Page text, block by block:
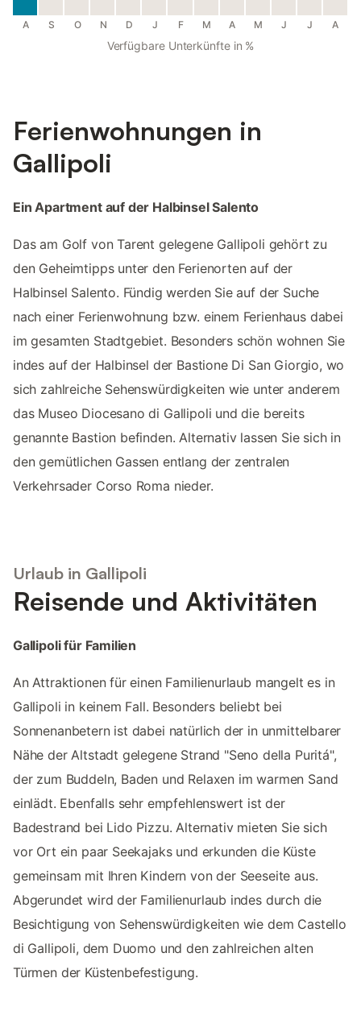
A S O N D J F M A M J J A
Verfügbare Unterkünfte in %
Ferienwohnungen in
Gallipoli
Ein Apartment auf der Halbinsel Salento
Das am Golf von Tarent gelegene Gallipoli gehört zu
den Geheimtipps unter den Ferienorten auf der
Halbinsel Salento. Fündig werden Sie auf der Suche
nach einer Ferienwohnung bzw. einem Ferienhaus dabei
im gesamten Stadtgebiet. Besonders schön wohnen Sie
indes auf der Halbinsel der Bastione Di San Giorgio, wo
sich zahlreiche Sehenswürdigkeiten wie unter anderem
das Museo Diocesano di Gallipoli und die bereits
genannte Bastion befinden. Alternativ lassen Sie sich in
den gemütlichen Gassen entlang der zentralen
Verkehrsader Corso Roma nieder.
Urlaub in Gallipoli
Reisende und Aktivitäten
Gallipoli für Familien
An Attraktionen für einen Familienurlaub mangelt es in
Gallipoli in keinem Fall. Besonders beliebt bei
Sonnenanbetern ist dabei natürlich der in unmittelbarer
Nähe der Altstadt gelegene Strand "Seno della Puritá",
der zum Buddeln, Baden und Relaxen im warmen Sand
einlädt. Ebenfalls sehr empfehlenswert ist der
Badestrand bei Lido Pizzu. Alternativ mieten Sie sich
vor Ort ein paar Seekajaks und erkunden die Küste
gemeinsam mit Ihren Kindern von der Seeseite aus.
Abgerundet wird der Familienurlaub indes durch die
Besichtigung von Sehenswürdigkeiten wie dem Castello
di Gallipoli, dem Duomo und den zahlreichen alten
Türmen der Küstenbefestigung.